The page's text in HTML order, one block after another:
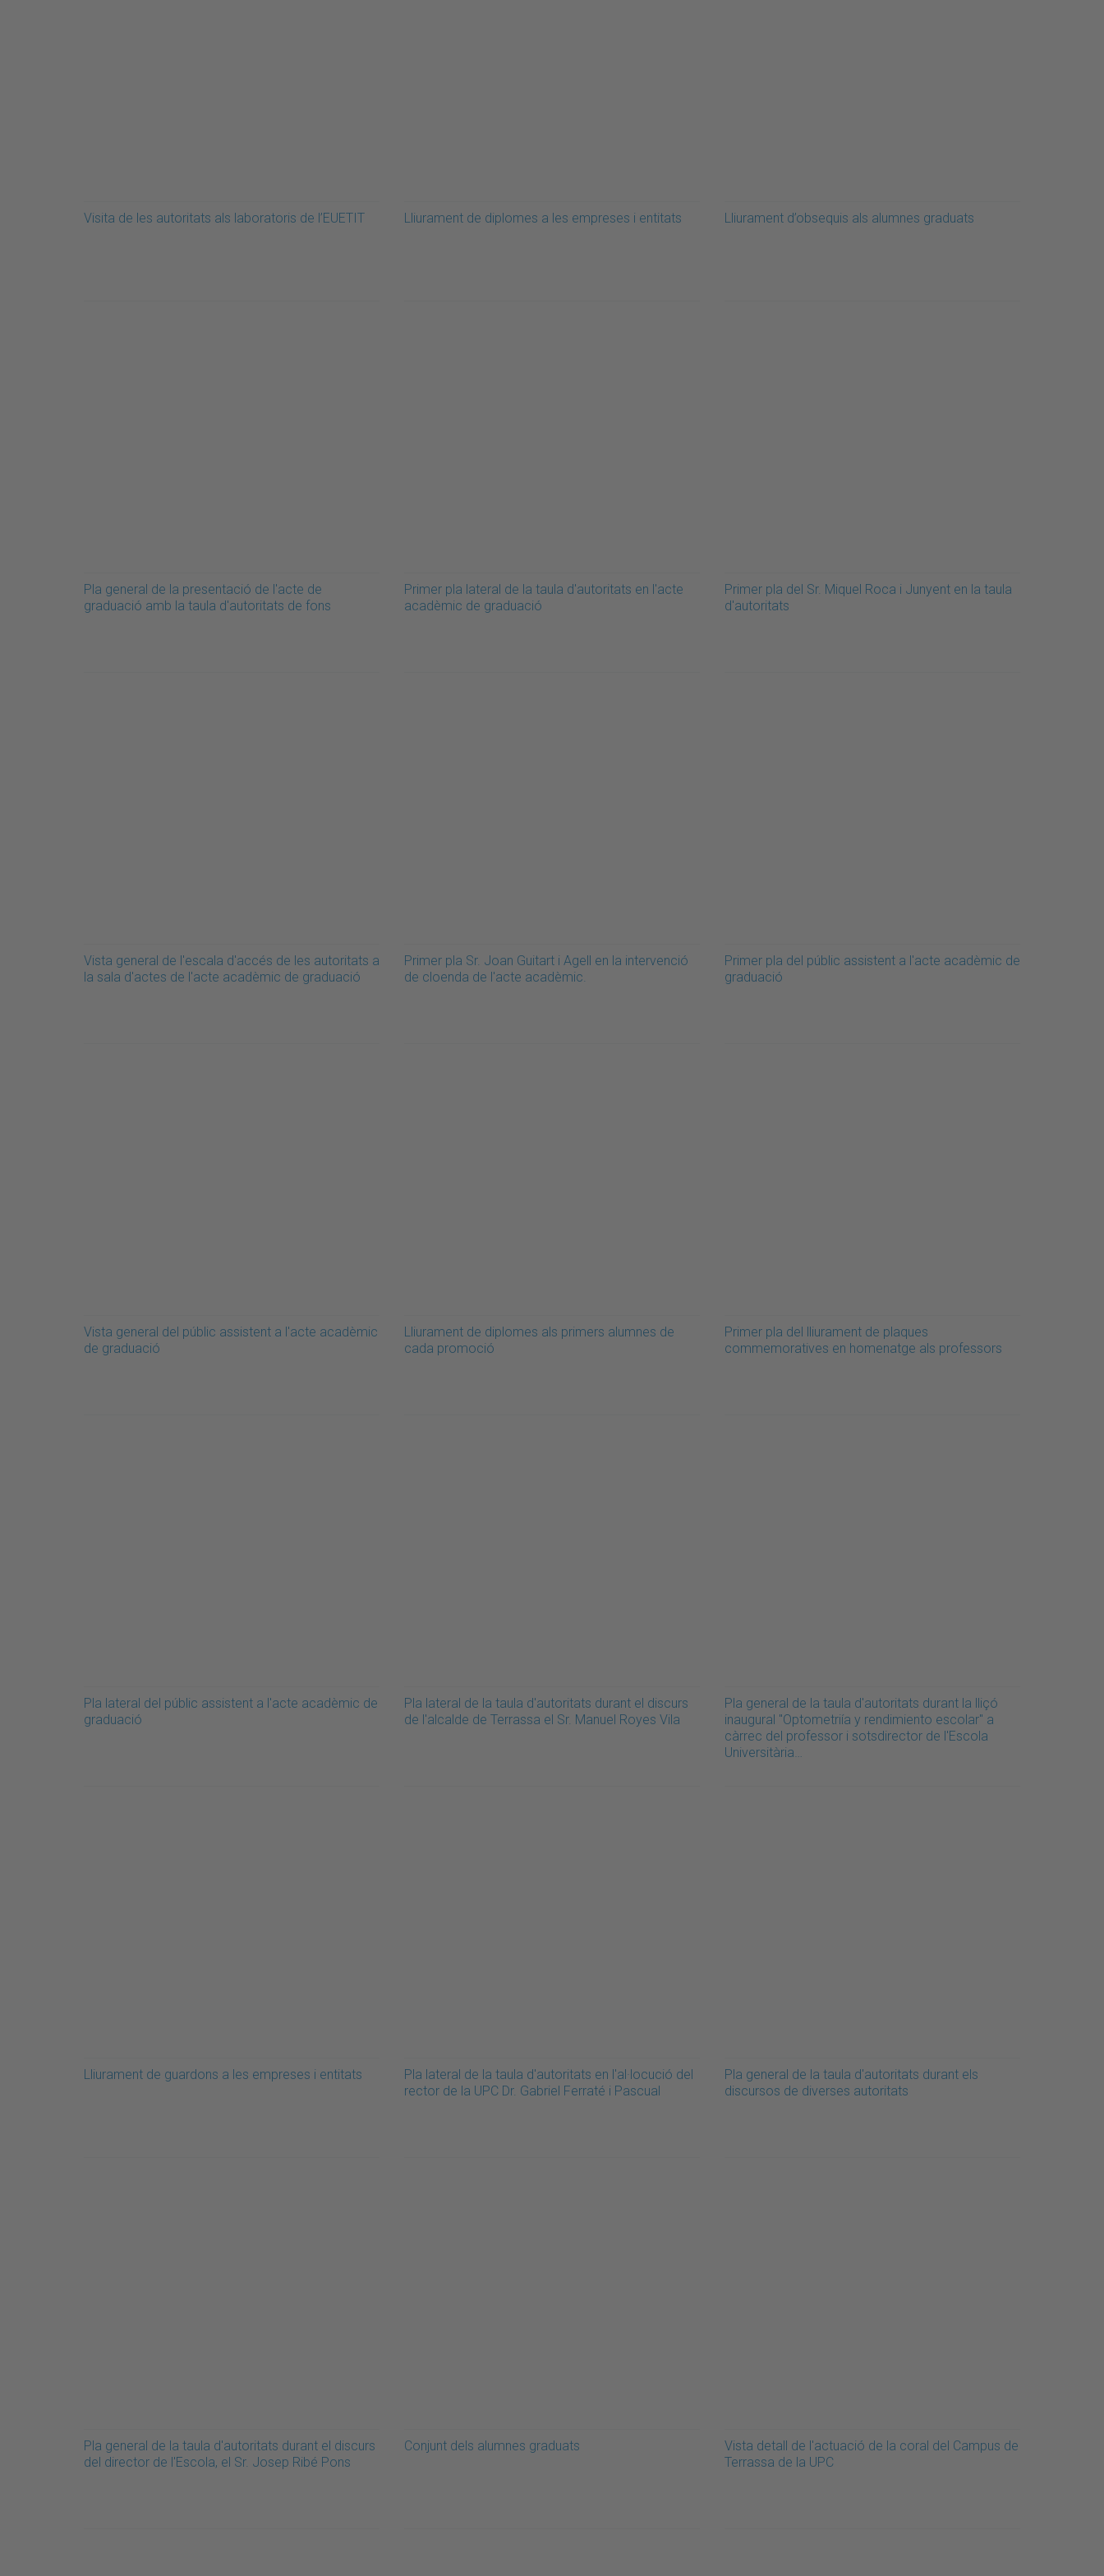
Visita de les autoritats als laboratoris de l’EUETIT Lliurament de diplomes a les empreses i entitats Lliurament d’obsequis als alumnes graduats
Pla general de la presentació de l'acte de
graduació amb la taula d'autoritats de fons
Primer pla lateral de la taula d'autoritats en l'acte
acadèmic de graduació
Primer pla del Sr. Miquel Roca i Junyent en la taula
d'autoritats
Vista general de l'escala d'accés de les autoritats a
la sala d'actes de l'acte acadèmic de graduació
Primer pla Sr. Joan Guitart i Agell en la intervenció
de cloenda de l'acte acadèmic.
Primer pla del públic assistent a l'acte acadèmic de
graduació
Vista general del públic assistent a l'acte acadèmic
de graduació
Lliurament de diplomes als primers alumnes de
cada promoció
Primer pla del lliurament de plaques
commemoratives en homenatge als professors
Pla lateral del públic assistent a l'acte acadèmic de
graduació
Pla lateral de la taula d'autoritats durant el discurs
de l'alcalde de Terrassa el Sr. Manuel Royes Vila
Pla general de la taula d'autoritats durant la lliçó
inaugural "Optometriía y rendimiento escolar" a
càrrec del professor i sotsdirector de l'Escola
Universitària…
Lliurament de guardons a les empreses i entitats
Pla lateral de la taula d'autoritats en l'al·locució del
rector de la UPC Dr. Gabriel Ferraté i Pascual
Pla general de la taula d'autoritats durant els
discursos de diverses autoritats
Pla general de la taula d'autoritats durant el discurs
del director de l'Escola, el Sr. Josep Ribé Pons
Conjunt dels alumnes graduats
Vista detall de l'actuació de la coral del Campus de
Terrassa de la UPC